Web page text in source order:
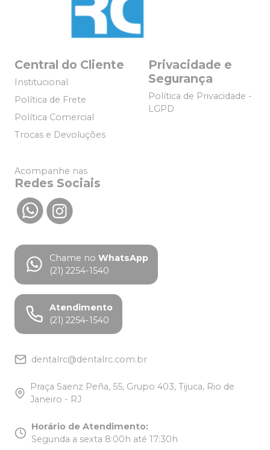
Central do Cliente
Institucional
Política de Frete
Política Comercial
Trocas e Devoluções
Privacidade e
Segurança
Política de Privacidade -
LGPD
Acompanhe nas
Redes Sociais
Chame no WhatsApp
(21) 2254-1540
Atendimento
(21) 2254-1540
dentalrc@dentalrc.com.br
Praça Saenz Peña, 55, Grupo 403, Tijuca, Rio de
Janeiro - RJ
Horário de Atendimento:
Segunda a sexta 8:00h até 17:30h